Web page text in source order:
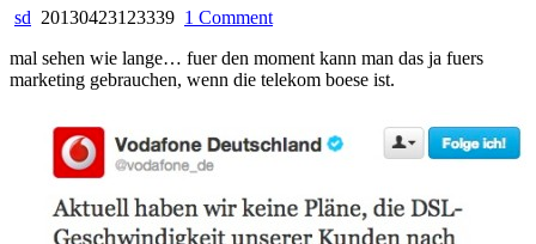
sd 20130423123339 1 Commenton
niiiieeeemals!
vodafone
nicht!
mal sehen wie lange… fuer den moment kann man das ja fuers
marketing gebrauchen, wenn die telekom boese ist.